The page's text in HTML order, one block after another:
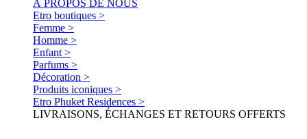
À PROPOS DE NOUS
Etro boutiques >
Femme >
Homme >
Enfant >
Parfums >
Décoration >
Produits iconiques >
Etro Phuket Residences >
LIVRAISONS, ÉCHANGES ET RETOURS OFFERTS